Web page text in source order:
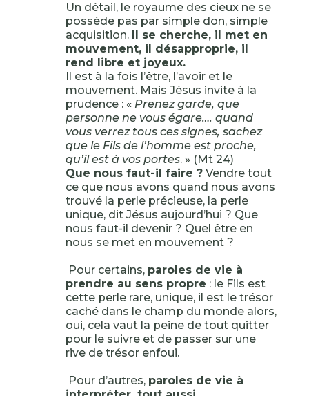
Un détail, le royaume des cieux ne se
possède pas par simple don, simple
acquisition. Il se cherche, il met en
mouvement, il désapproprie, il
rend libre et joyeux.
Il est à la fois l’être, l’avoir et le
mouvement. Mais Jésus invite à la
prudence : « Prenez garde, que
personne ne vous égare…. quand
vous verrez tous ces signes, sachez
que le Fils de l’homme est proche,
qu’il est à vos portes. » (Mt 24)
Que nous faut-il faire ?Vendre tout
ce que nous avons quand nous avons
trouvé la perle précieuse, la perle
unique, dit Jésus aujourd’hui ? Que
nous faut-il devenir ? Quel être en
nous se met en mouvement ?
Pour certains, paroles de vie à
prendre au sens propre : le Fils est
cette perle rare, unique, il est le trésor
caché dans le champ du monde alors,
oui, cela vaut la peine de tout quitter
pour le suivre et de passer sur une
rive de trésor enfoui.
Pour d’autres, paroles de vie à